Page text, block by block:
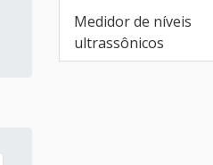
Medidor de níveis
ultrassônicos